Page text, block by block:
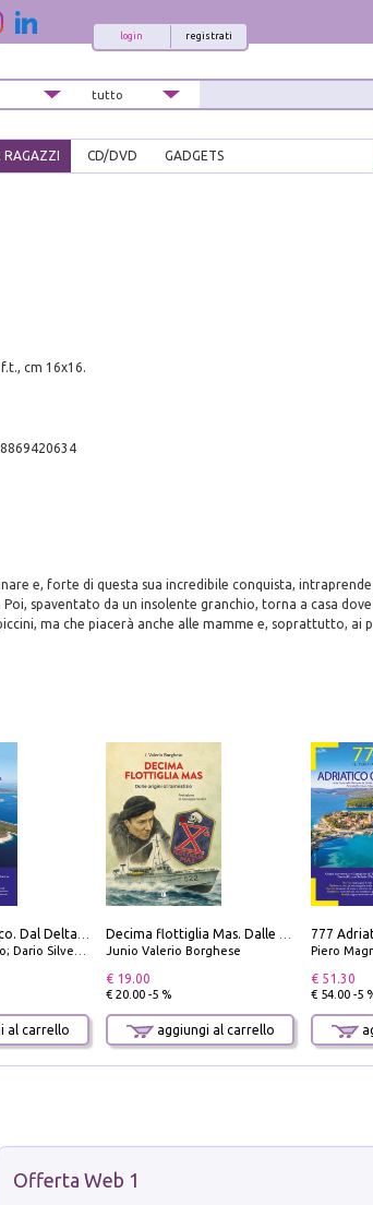
registrati
login
RAGAZZI CD/DVD GADGETS
cm 16x16.
e, forte di questa sua incredibile conquista,
spaventato da un insolente granchio, torna a casa
ma che piacerà anche alle mamme e, soprattutto, ai
Marco Sbrizzi
al carrello
Junio Valerio Borghese
€ 19.00
€ 20.00 -5 %
aggiungi al carrello
Piero
€ 51.30
€ 54.00 -5
Offerta Web 1